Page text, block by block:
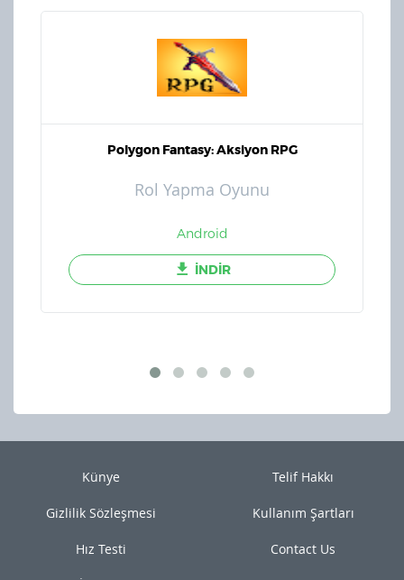
Polygon Fantasy: Aksiyon RPG
Rol Yapma Oyunu
Android
İNDİR
Künye Telif Hakkı
Gizlilik Sözleşmesi Kullanım Şartları
Hız Testi Contact Us